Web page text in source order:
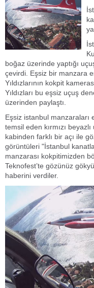
boğaz üzerinde yaptığı
çevirdi. Eşsiz bir manzara
Yıldızlarının kokpit
Yıldızları bu eşsiz uçuş
üzerinden paylaştı.
Eşsiz istanbul manzaraları
temsil eden kırmızı
kabinden farklı bir açı ile
görüntüleri "İstanbul
manzarası kokpitimizden
Teknofest’te gözünüz
haberini verdiler.